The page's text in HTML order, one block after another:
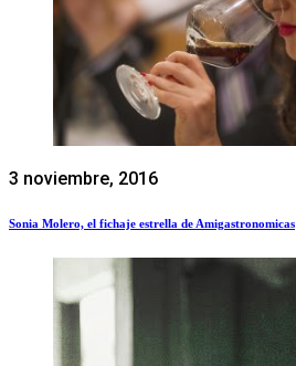
3 noviembre, 2016
Sonia Molero, el fichaje estrella de Amigastronomicas